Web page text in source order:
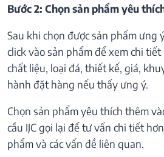
Bước 2: Chọn sản phẩm yêu
Sau khi chọn được sản phẩm ưng
click vào sản phẩm để xem chi
chất liệu, loại đá, thiết kế, giá,
hành đặt hàng nếu thấy ưng ý.
Chọn sản phẩm yêu thích thêm
cầu IJC gọi lại để tư vấn chi tiết
phẩm và các vấn đề liên quan.